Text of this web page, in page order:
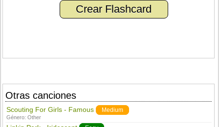
Crear Flashcard
Otras canciones
Scouting For Girls - Famous Medium
Género:Other